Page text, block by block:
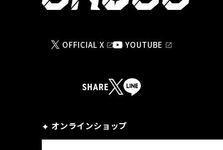
OFFICIAL X YOUTUBE
SHARE
オンラインショップ